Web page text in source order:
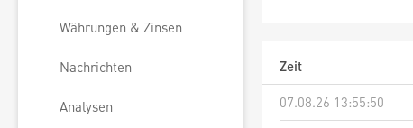
Währungen & Zinsen
Nachrichten
Analysen
Zeit
07.08.26 13:55:50